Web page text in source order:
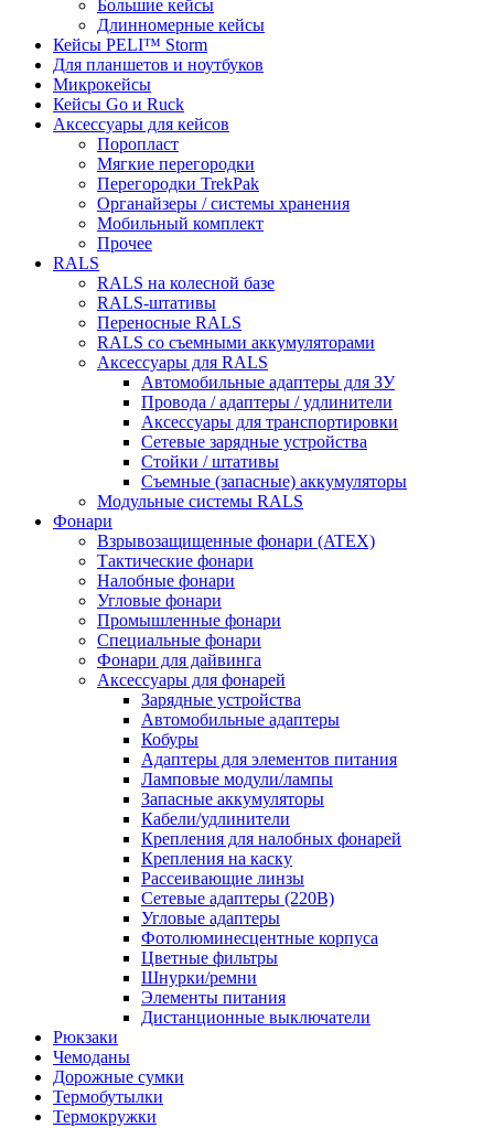
Большие кейсы
Длинномерные кейсы
Кейсы PELI™ Storm
Для планшетов и ноутбуков
Микрокейсы
Кейсы Go и Ruck
Аксессуары для кейсов
Поропласт
Мягкие перегородки
Перегородки TrekPak
Органайзеры / системы хранения
Мобильный комплект
Прочее
RALS
RALS на колесной базе
RALS-штативы
Переносные RALS
RALS со съемными аккумуляторами
Аксессуары для RALS
Автомобильные адаптеры для ЗУ
Провода / адаптеры / удлинители
Аксессуары для транспортировки
Сетевые зарядные устройства
Стойки / штативы
Съемные (запасные) аккумуляторы
Модульные системы RALS
Фонари
Взрывозащищенные фонари (ATEX)
Тактические фонари
Налобные фонари
Угловые фонари
Промышленные фонари
Специальные фонари
Фонари для дайвинга
Аксессуары для фонарей
Зарядные устройства
Автомобильные адаптеры
Кобуры
Адаптеры для элементов питания
Ламповые модули/лампы
Запасные аккумуляторы
Кабели/удлинители
Крепления для налобных фонарей
Крепления на каску
Рассеивающие линзы
Сетевые адаптеры (220В)
Угловые адаптеры
Фотолюминесцентные корпуса
Цветные фильтры
Шнурки/ремни
Элементы питания
Дистанционные выключатели
Рюкзаки
Чемоданы
Дорожные сумки
Термобутылки
Термокружки